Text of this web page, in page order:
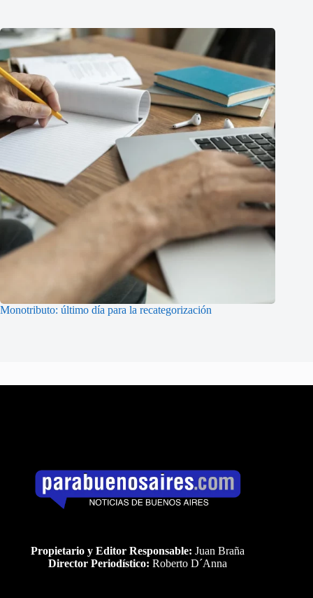
Monotributo: último día para la recategorización
Propietario y Editor Responsable: Juan Braña
Director Periodístico: Roberto D´Anna